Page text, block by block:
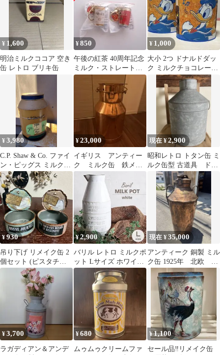
¥ 1,600
明治ミルクココア 空き
缶 レトロ ブリキ缶
¥850
午後の紅茶 40周年記念
ミルク・ストレートテ
ィー缶キーホルダー2個
¥ 1,000
大小 2つ ドナルドダッ
ク ミルクチョコレート
クランチ缶セット【缶
のみ】
¥3,980
C.P. Shaw & Co. ファイ
ン・ピッグス ミルク
缶 アンティーク
¥23,000
イギリス アンティー
ク ミルク缶 鉄メッ
キ銅コーティング
現在 ¥2,900
昭和レトロ トタン缶 ミ
ルク缶型 古道具 ドラ
イフラワーベース ビ
ンテージ
¥930
吊り下げ リメイク缶 2
個セット (ピスタチオ
グリーン・ミルクティ
ーグレージュ) ハンド
メイド ＊ リメ缶 リメ
イク鉢 リメ鉢 蓋付き
猫缶 多肉 寄せ植え
¥2,900
バリル レトロ ミルクポ
ット Lサイズ ホワイト
２個セット
現在 ¥35,000
アンティーク 銅製 ミル
ク缶 1925年 北欧 ビ
ンテージ
¥3,700
ラガディアン＆アンデ
¥680
ムゥムゥクリームファ
¥1,100
セール品‼️リメイク缶